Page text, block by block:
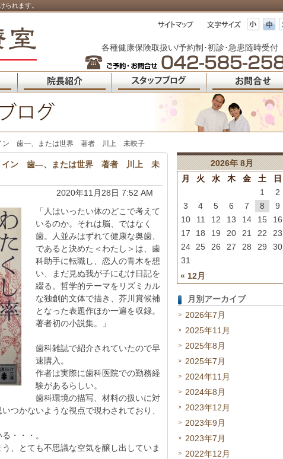
られます。
各種健康保険取扱い/予約制･初診･急患随時受付
歯―、または世界 著者 川上 未映子
ン 歯―、または世界 著者 川上 未
2020年11月28日 7:52 AM
「人はいったい体のどこで考えて
いるのか。それは脳、ではなく
歯。人並みはずれて健康な奥歯、
であると決めた＜わたし＞は、歯
科助手に転職し、恋人の青木を想
い、まだ見ぬ我が子にむけ日記を
綴る。哲学的テーマをリズミカル
な独創的文体で描き、芥川賞候補
となった表題作ほか一遍を収録。
著者初の小説集。」
歯科雑誌で紹介されていたので早
速購入。
作者は実際に歯科医院での勤務経
験があるらしい。
歯科環境の描写、材料の扱いに対
つかないような視点で現わされており、
・・・。
、とても不思議な空気を醸し出していま
2026年 8月
月
火 水 木 金 土 日
« 12月
1
2
3
4 5 6 7 8
9
10
11 12 13 14 15
16
17
18 19 20 21 22
23
24
25 26 27 28 29
30
31
月別アーカイブ
2026年7月
2025年11月
2025年8月
2025年7月
2024年11月
2024年8月
2023年12月
2023年9月
2023年7月
2022年12月